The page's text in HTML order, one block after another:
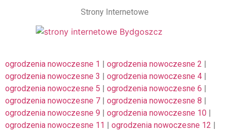
Strony Internetowe
ogrodzenia nowoczesne 1 | ogrodzenia nowoczesne 2 |
ogrodzenia nowoczesne 3 | ogrodzenia nowoczesne 4 |
ogrodzenia nowoczesne 5 | ogrodzenia nowoczesne 6 |
ogrodzenia nowoczesne 7 | ogrodzenia nowoczesne 8 |
ogrodzenia nowoczesne 9 | ogrodzenia nowoczesne 10 |
ogrodzenia nowoczesne 11 | ogrodzenia nowoczesne 12 |